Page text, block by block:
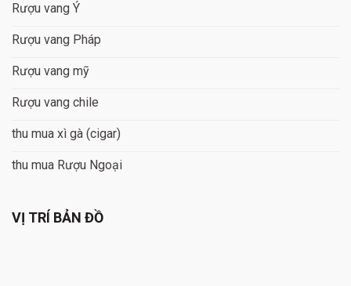
Rượu vang Ý
Rượu vang Pháp
Rượu vang mỹ
Rượu vang chile
thu mua xì gà (cigar)
thu mua Rượu Ngoại
VỊ TRÍ BẢN ĐỒ